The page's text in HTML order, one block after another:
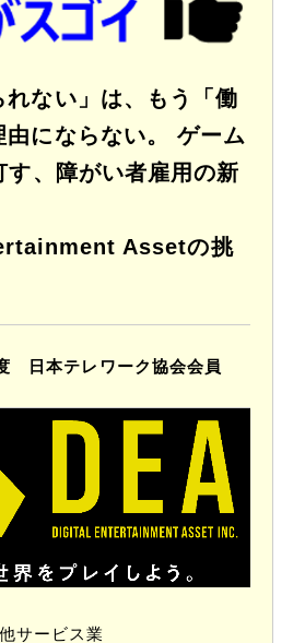
れない」は、もう「働
由にならない。 ゲーム
す、障がい者雇用の新
Assetの挑
日本テレワーク協会会員
サービス業